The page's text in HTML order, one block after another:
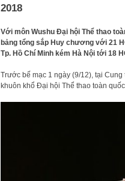
2018
Với môn Wushu Đại hội Thể thao
bảng tổng sắp Huy chương với 21
Tp. Hồ Chí Minh kém Hà Nội tới 18
Trước bế mạc 1 ngày (9/12), tại
khuôn khổ Đại hội Thể thao toàn